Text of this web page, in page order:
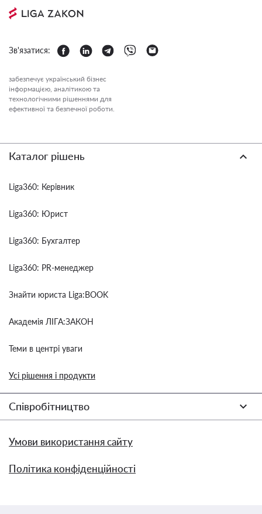
Зв'язатися:
забезпечує український бізнес
інформацією, аналітикою та
технологічними рішеннями для
ефективної та безпечної роботи.
Каталог рішень
Liga360: Керівник
Liga360: Юрист
Liga360: Бухгалтер
Liga360: PR-менеджер
Знайти юриста Liga:BOOK
Академія ЛІГА:ЗАКОН
Теми в центрі уваги
Усі рішення і продукти
Співробітництво
Умови використання сайту
Політика конфіденційності